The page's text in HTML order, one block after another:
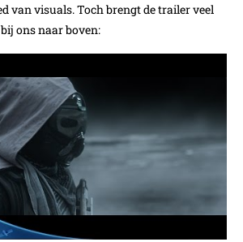
van visuals. Toch brengt de trailer veel
ons naar boven: